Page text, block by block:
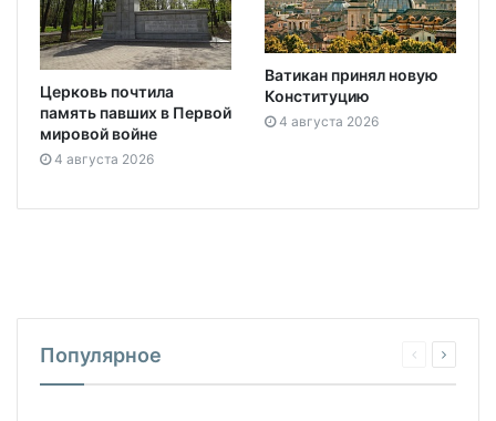
Церковь почтила
память павших в Первой
мировой войне
4 августа 2026
Ватикан принял новую
Конституцию
4 августа 2026
Популярное